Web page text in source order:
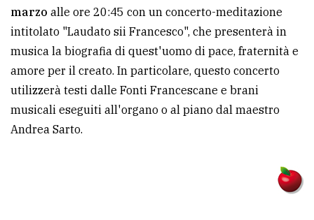
marzo alle ore 20:45 con un concerto-meditazione
intitolato "Laudato sii Francesco", che presenterà in
musica la biografia di quest'uomo di pace, fraternità e
amore per il creato. In particolare, questo concerto
utilizzerà testi dalle Fonti Francescane e brani
musicali eseguiti all'organo o al piano dal maestro
Andrea Sarto.